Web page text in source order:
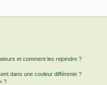
et comment les rejoindre ?
dans une couleur différente ?
?